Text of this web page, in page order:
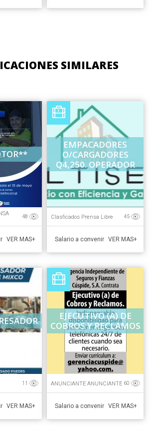
SIMILARES
48
VER MAS+
EMPACADORES
O/CARGADORES
Q4,250. OPERADOR
D/...
Clasficados Prensa Libre 45
Salario a convenir VER MAS+
11
VER MAS+
EJECUTIVO (A) DE
COBROS Y RECLAMOS
ANUNCIANTE ANUNCIANTE 60
Salario a convenir VER MAS+